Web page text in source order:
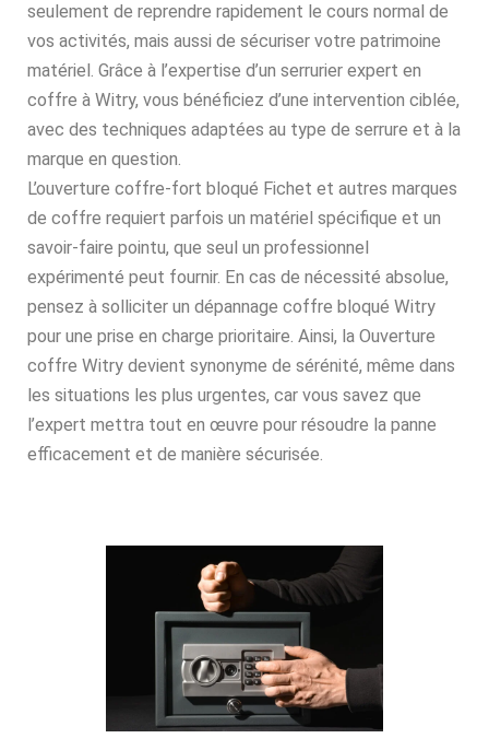
seulement de reprendre rapidement le cours normal de
vos activités, mais aussi de sécuriser votre patrimoine
matériel. Grâce à l’expertise d’un serrurier expert en
coffre à Witry, vous bénéficiez d’une intervention ciblée,
avec des techniques adaptées au type de serrure et à la
marque en question.
L’ouverture coffre-fort bloqué Fichet et autres marques
de coffre requiert parfois un matériel spécifique et un
savoir-faire pointu, que seul un professionnel
expérimenté peut fournir. En cas de nécessité absolue,
pensez à solliciter un dépannage coffre bloqué Witry
pour une prise en charge prioritaire. Ainsi, la Ouverture
coffre Witry devient synonyme de sérénité, même dans
les situations les plus urgentes, car vous savez que
l’expert mettra tout en œuvre pour résoudre la panne
efficacement et de manière sécurisée.